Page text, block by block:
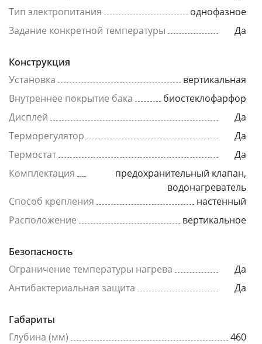
Тип электропитания
однофазное
Задание конкретной температуры
Да
Конструкция
Установка
вертикальная
Внутреннее покрытие бака
биостеклофарфор
Дисплей
Да
Терморегулятор
Да
Термостат
Да
Комплектация
предохранительный клапан,
водонагреватель
Способ крепления
настенный
Расположение
вертикальное
Безопасность
Ограничение температуры нагрева
Да
Антибактериальная защита
Да
Габариты
Глубина (мм)
460